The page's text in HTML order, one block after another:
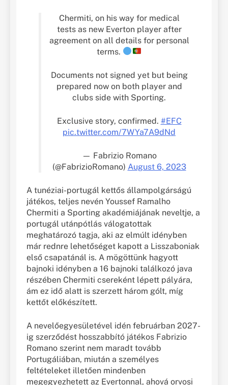
Chermiti, on his way for medical
tests as new Everton player after
agreement on all details for personal
terms.
Documents not signed yet but being
prepared now on both player and
clubs side with Sporting.
Exclusive story, confirmed. #EFC
pic.twitter.com/7WYa7A9dNd
— Fabrizio Romano
(@FabrizioRomano) August 6, 2023
A tunéziai-portugál kettős állampolgárságú
játékos, teljes nevén Youssef Ramalho
Chermiti a Sporting akadémiájának neveltje, a
portugál utánpótlás válogatottak
meghatározó tagja, aki az elmúlt idényben
már rednre lehetőséget kapott a Lisszaboniak
első csapatánál is. A mögöttünk hagyott
bajnoki idényben a 16 bajnoki találkozó java
részében Chermiti csereként lépett pályára,
ám ez idő alatt is szerzett három gólt, míg
kettőt előkészített.
A nevelőegyesületével idén februárban 2027-
ig szerződést hosszabbító játékos Fabrizio
Romano szerint nem maradt tovább
Portugáliában, miután a személyes
feltételeket illetően mindenben
megegyezhetett az Evertonnal, ahová orvosi